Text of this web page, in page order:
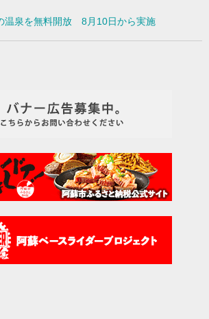
温泉を無料開放 8月10日から実施